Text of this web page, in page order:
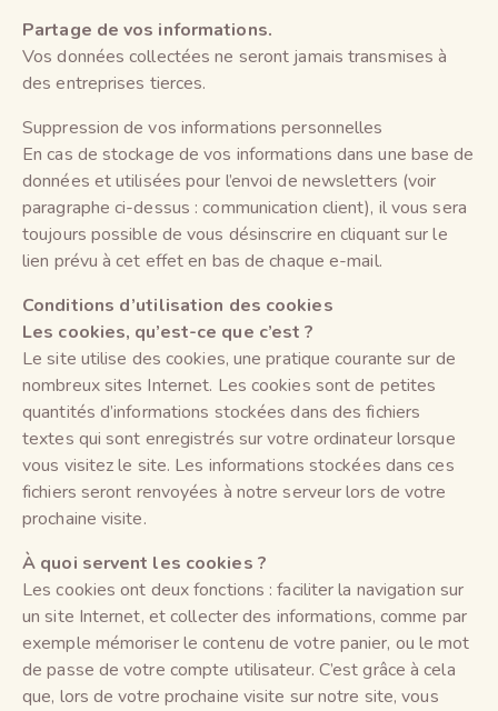
Partage de vos informations.
Vos données collectées ne seront jamais transmises à
des entreprises tierces.
Suppression de vos informations personnelles
En cas de stockage de vos informations dans une base de
données et utilisées pour l’envoi de newsletters (voir
paragraphe ci-dessus : communication client), il vous sera
toujours possible de vous désinscrire en cliquant sur le
lien prévu à cet effet en bas de chaque e-mail.
Conditions d’utilisation des cookies
Les cookies, qu’est-ce que c’est ?
Le site utilise des cookies, une pratique courante sur de
nombreux sites Internet. Les cookies sont de petites
quantités d’informations stockées dans des fichiers
textes qui sont enregistrés sur votre ordinateur lorsque
vous visitez le site. Les informations stockées dans ces
fichiers seront renvoyées à notre serveur lors de votre
prochaine visite.
À quoi servent les cookies ?
Les cookies ont deux fonctions : faciliter la navigation sur
un site Internet, et collecter des informations, comme par
exemple mémoriser le contenu de votre panier, ou le mot
de passe de votre compte utilisateur. C’est grâce à cela
que, lors de votre prochaine visite sur notre site, vous